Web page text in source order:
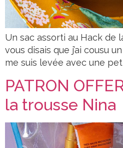
Un sac assorti au Hack de
vous disais que j’ai cousu
me suis levée avec une
PATRON
la trousse Nina